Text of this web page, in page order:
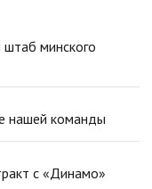
минского
нашей команды
с «Динамо»